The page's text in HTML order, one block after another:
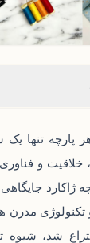
پارچه تنها
خلاقیت و
ژاکارد جایگاهی
تکنولوژی مدرن
شد، شیوه